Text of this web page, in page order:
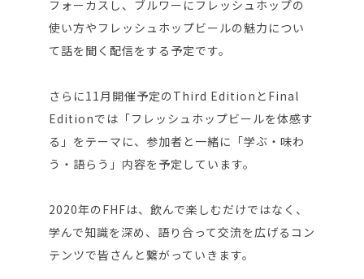
フォーカスし、ブルワーにフレッシュホップの
使い方やフレッシュホップビールの魅力につい
て話を聞く配信をする予定です。
さらに11月開催予定のThird EditionとFinal
Editionでは「フレッシュホップビールを体感す
る」をテーマに、参加者と一緒に「学ぶ・味わ
う・語らう」内容を予定しています。
2020年のFHFは、飲んで楽しむだけではなく、
学んで知識を深め、語り合って交流を広げるコン
テンツで皆さんと繋がっていきます。